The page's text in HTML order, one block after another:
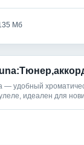
Мб
— удобный
идеален для